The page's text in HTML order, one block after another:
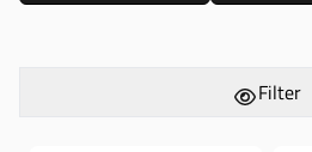
Filter